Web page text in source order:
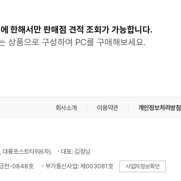
한해서만 판매점 견적 조회가 가능합니다.
상품으로 구성하여 PC를 구매해보세요.
회사소개 이용약관 개인정보처리방침
륭포스트타워6차)
대표: 김정남
천-0848호 부가통신사업: 제003081호 사업자정보확인